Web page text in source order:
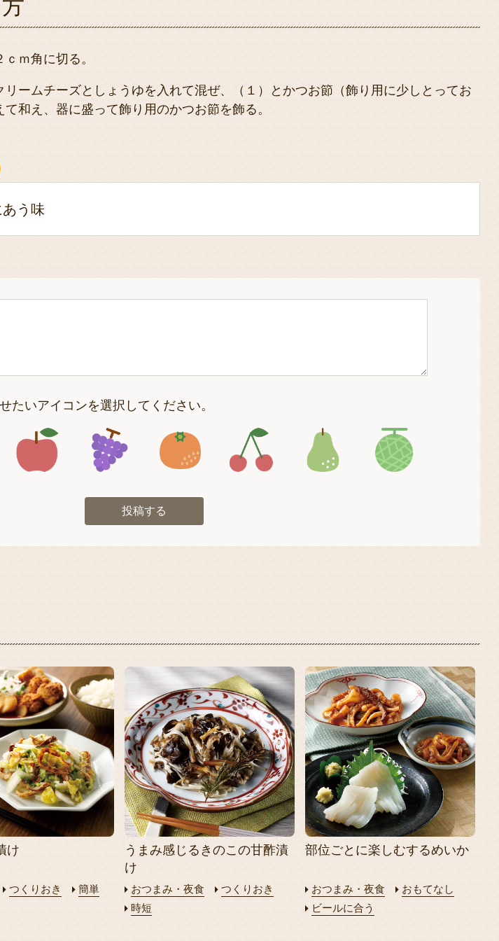
ｍ角に切る。
リームチーズとしょうゆを入れて混ぜ、（１）とかつお節（飾り用に少しとってお
て和え、器に盛って飾り用のかつお節を飾る。
う味
たいアイコンを選択してください。
アイコン2 アイコン3 アイコン4 アイコン5 アイコン6 アイコン7
投稿する
け
つくりおき 簡単
うまみ感じるきのこの甘酢漬
け
おつまみ・夜食
つくりおき
時短
部位ごとに楽しむするめいか
おつまみ・夜食
おもてなし
ビールに合う